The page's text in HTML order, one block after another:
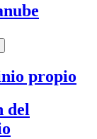
propio
del